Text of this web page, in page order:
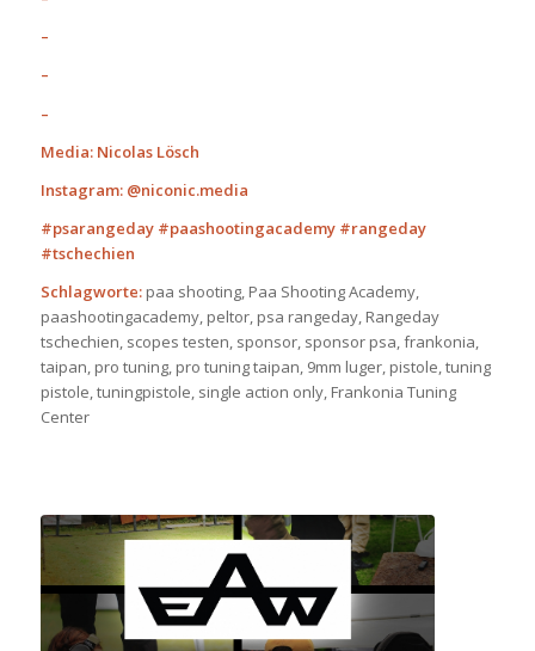
–
–
–
Media: Nicolas Lösch
Instagram: @niconic.media
#psarangeday #paashootingacademy #rangeday
#tschechien
Schlagworte:paa shooting, Paa Shooting Academy,
paashootingacademy, peltor, psa rangeday, Rangeday
tschechien, scopes testen, sponsor, sponsor psa, frankonia,
taipan, pro tuning, pro tuning taipan, 9mm luger, pistole, tuning
pistole, tuningpistole, single action only, Frankonia Tuning
Center